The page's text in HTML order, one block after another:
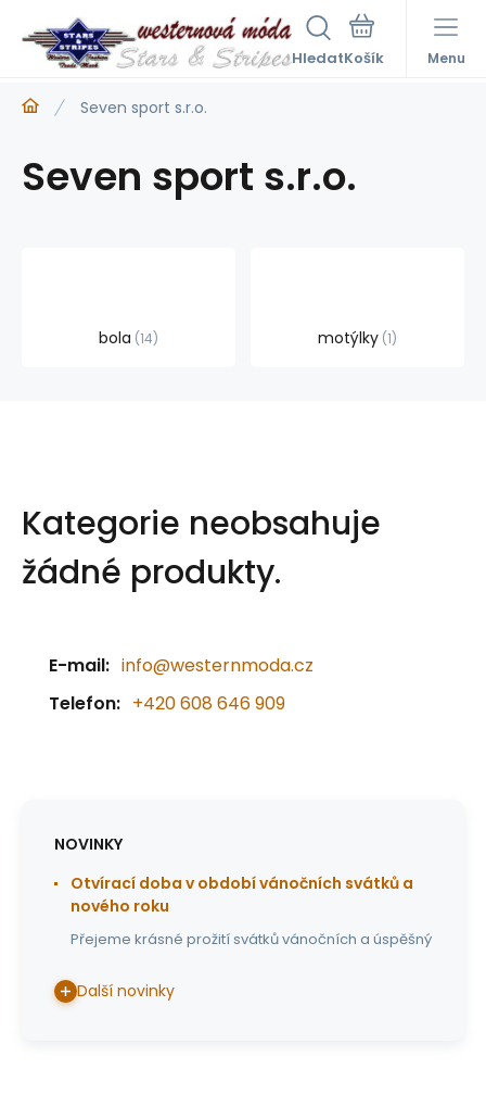
Hledat Menu
Seven sport s.r.o.
Seven sport s.r.o.
bola 14 motýlky 1
Kategorie neobsahuje
žádné produkty.
E-mail: info@westernmoda.cz
Telefon: +420 608 646 909
NOVINKY
Otvírací doba v období vánočních svátků a
nového roku
Přejeme krásné prožití svátků vánočních a úspěšný
Další novinky